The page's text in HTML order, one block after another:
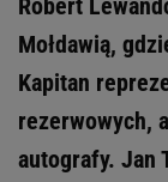
Robert
Mołdawią,
Kapitan
rezerwowych,
autografy. Jan